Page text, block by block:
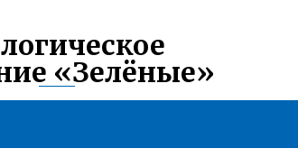
«Зелёные»